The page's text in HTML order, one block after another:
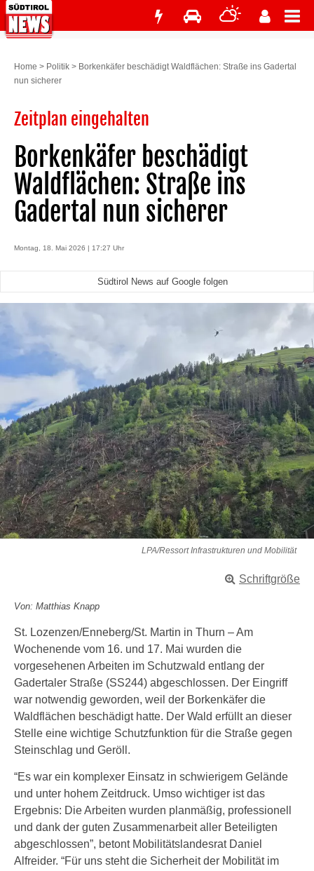
Home > Politik > Borkenkäfer beschädigt Waldflächen: Straße ins Gadertal
nun sicherer
Zeitplan eingehalten
Borkenkäfer beschädigt
Waldflächen: Straße ins
Gadertal nun sicherer
Montag, 18. Mai 2026 | 17:27 Uhr
Südtirol News auf Google folgen
LPA/Ressort Infrastrukturen und Mobilität
Schriftgröße
Von: Matthias Knapp
St. Lozenzen/Enneberg/St. Martin in Thurn – Am
Wochenende vom 16. und 17. Mai wurden die
vorgesehenen Arbeiten im Schutzwald entlang der
Gadertaler Straße (SS244) abgeschlossen. Der Eingriff
war notwendig geworden, weil der Borkenkäfer die
Waldflächen beschädigt hatte. Der Wald erfüllt an dieser
Stelle eine wichtige Schutzfunktion für die Straße gegen
Steinschlag und Geröll.
“Es war ein komplexer Einsatz in schwierigem Gelände
und unter hohem Zeitdruck. Umso wichtiger ist das
Ergebnis: Die Arbeiten wurden planmäßig, professionell
und dank der guten Zusammenarbeit aller Beteiligten
abgeschlossen”, betont Mobilitätslandesrat Daniel
Alfreider. “Für uns steht die Sicherheit der Mobilität im